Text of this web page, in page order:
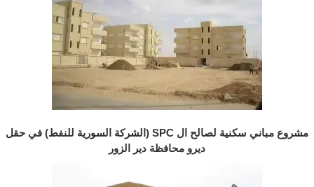
مشروع مباني سكنية لصالح ال SPC (الشركة السورية للنفط) في حقل
ديرو محافظة دير الزور